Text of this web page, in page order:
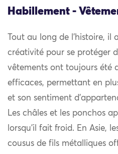
Habillement -
Tout au long de l’histoire,
créativité pour se protéger
vêtements ont toujours été
efficaces, permettant en
et son sentiment
Les châles et les ponchos
lorsqu’il fait froid. En Asie,
cousus de fils métalliques